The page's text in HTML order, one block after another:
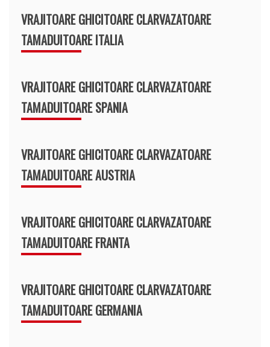
VRAJITOARE GHICITOARE CLARVAZATOARE
TAMADUITOARE ITALIA
VRAJITOARE GHICITOARE CLARVAZATOARE
TAMADUITOARE SPANIA
VRAJITOARE GHICITOARE CLARVAZATOARE
TAMADUITOARE AUSTRIA
VRAJITOARE GHICITOARE CLARVAZATOARE
TAMADUITOARE FRANTA
VRAJITOARE GHICITOARE CLARVAZATOARE
TAMADUITOARE GERMANIA